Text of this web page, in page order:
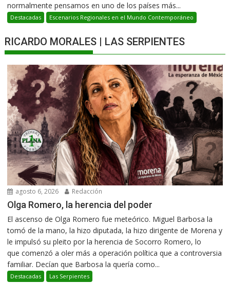
normalmente pensamos en uno de los países más...
Destacadas Escenarios Regionales en el Mundo Contemporáneo
RICARDO MORALES | LAS SERPIENTES
agosto 6, 2026 Redacción
Olga Romero, la herencia del poder
El ascenso de Olga Romero fue meteórico. Miguel Barbosa la
tomó de la mano, la hizo diputada, la hizo dirigente de Morena y
le impulsó su pleito por la herencia de Socorro Romero, lo
que comenzó a oler más a operación política que a controversia
familiar. Decían que Barbosa la quería como...
Destacadas Las Serpientes